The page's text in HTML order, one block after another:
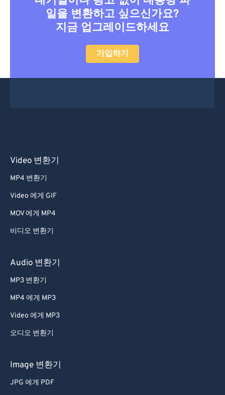
일을 변환하고 싶으신가요?
지금 업그레이드하세요
가입하기
Video 변환기
MP4 변환기
Video 에게 GIF
MOV 에게 MP4
비디오 변환기
Audio 변환기
MP3 변환기
MP4 에게 MP3
Video 에게 MP3
오디오 변환기
Image 변환기
JPG 에게 PDF